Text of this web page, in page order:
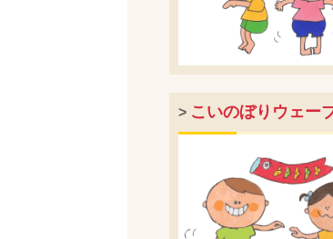
> こいのぼりウェー